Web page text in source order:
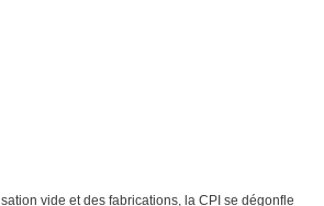
vide et des fabrications, la CPI se dégonfle